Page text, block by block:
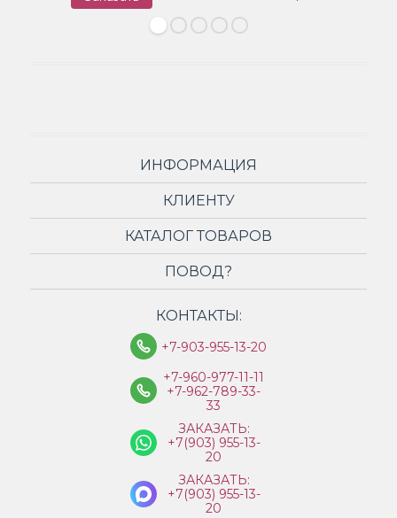
ИНФОРМАЦИЯ
КЛИЕНТУ
КАТАЛОГ ТОВАРОВ
ПОВОД?
КОНТАКТЫ:
+7-903-955-13-20
+7-960-977-11-11
+7-962-789-33-
33
ЗАКАЗАТЬ:
+7(903) 955-13-
20
ЗАКАЗАТЬ:
+7(903) 955-13-
20